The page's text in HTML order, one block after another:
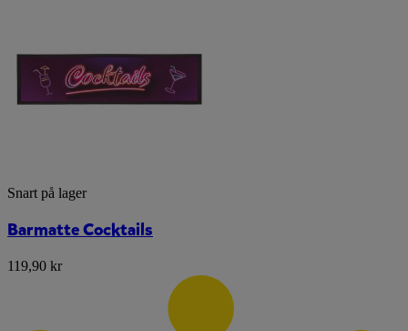
Snart på lager
Barmatte Cocktails
119,90 kr